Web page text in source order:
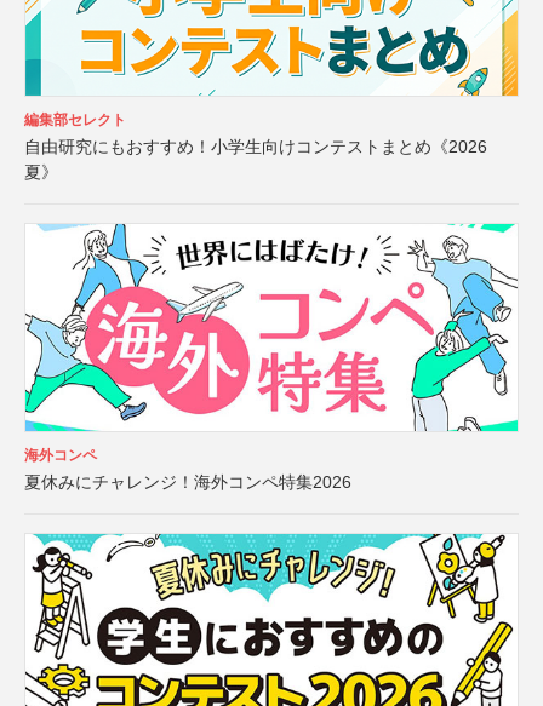
編集部セレクト
自由研究にもおすすめ！小学生向けコンテストまとめ《2026
夏》
海外コンペ
夏休みにチャレンジ！海外コンペ特集2026